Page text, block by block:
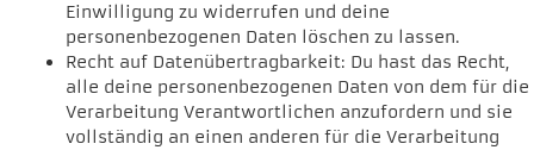
Einwilligung zu widerrufen und deine
personenbezogenen Daten löschen zu lassen.
Recht auf Datenübertragbarkeit: Du hast das Recht,
alle deine personenbezogenen Daten von dem für die
Verarbeitung Verantwortlichen anzufordern und sie
vollständig an einen anderen für die Verarbeitung